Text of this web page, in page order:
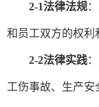
2-1法律法规：
和员工双方的权利
2-2法律实践
工伤事故、生产安